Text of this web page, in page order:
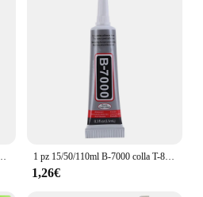
1 pz 15/50/110ml B-7000 colla T-8000 adesivo resina epossidica riparazione cellulare Touch Screen colla liquida gioielli colla adesiva artigianale
1,26€